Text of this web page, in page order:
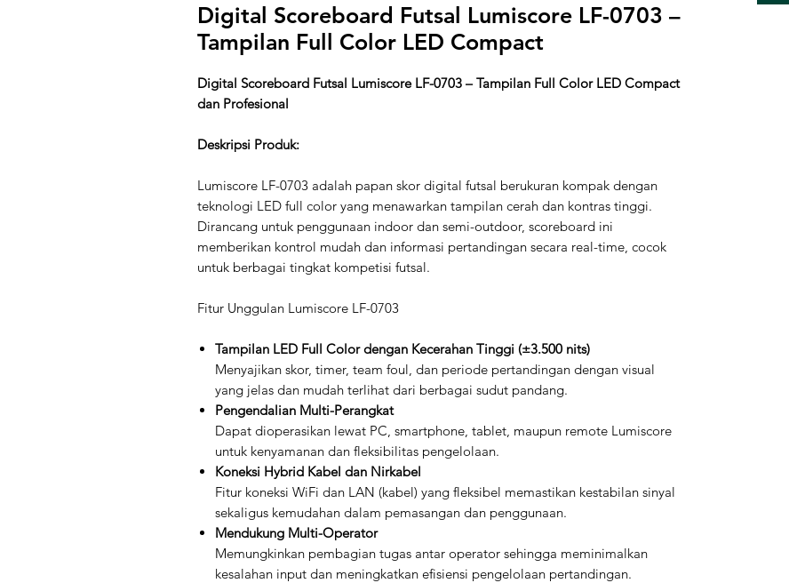
Digital Scoreboard Futsal Lumiscore LF-0703 –
Tampilan Full Color LED Compact
Digital Scoreboard Futsal Lumiscore LF-0703 – Tampilan Full Color LED Compact
dan Profesional
Deskripsi Produk:
Lumiscore LF-0703 adalah papan skor digital futsal berukuran kompak dengan
teknologi LED full color yang menawarkan tampilan cerah dan kontras tinggi.
Dirancang untuk penggunaan indoor dan semi-outdoor, scoreboard ini
memberikan kontrol mudah dan informasi pertandingan secara real-time, cocok
untuk berbagai tingkat kompetisi futsal.
Fitur Unggulan Lumiscore LF-0703
Tampilan LED Full Color dengan Kecerahan Tinggi (±3.500 nits)
Menyajikan skor, timer, team foul, dan periode pertandingan dengan visual
yang jelas dan mudah terlihat dari berbagai sudut pandang.
Pengendalian Multi-Perangkat
Dapat dioperasikan lewat PC, smartphone, tablet, maupun remote Lumiscore
untuk kenyamanan dan fleksibilitas pengelolaan.
Koneksi Hybrid Kabel dan Nirkabel
Fitur koneksi WiFi dan LAN (kabel) yang fleksibel memastikan kestabilan sinyal
sekaligus kemudahan dalam pemasangan dan penggunaan.
Mendukung Multi-Operator
Memungkinkan pembagian tugas antar operator sehingga meminimalkan
kesalahan input dan meningkatkan efisiensi pengelolaan pertandingan.